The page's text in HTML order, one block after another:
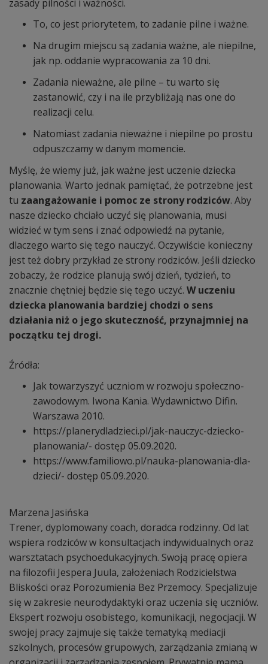
zasady pilności i ważności.
To, co jest priorytetem, to zadanie pilne i ważne.
Na drugim miejscu są zadania ważne, ale niepilne,
jak np. oddanie wypracowania za 10 dni.
Zadania nieważne, ale pilne – tu warto się
zastanowić, czy i na ile przybliżają nas one do
realizacji celu.
Natomiast zadania nieważne i niepilne po prostu
odpuszczamy w danym momencie.
Myślę, że wiemy już, jak ważne jest uczenie dziecka
planowania. Warto jednak pamiętać, że potrzebne jest
tu zaangażowanie i pomoc ze strony rodziców. Aby
nasze dziecko chciało uczyć się planowania, musi
widzieć w tym sens i znać odpowiedź na pytanie,
dlaczego warto się tego nauczyć. Oczywiście konieczny
jest też dobry przykład ze strony rodziców. Jeśli dziecko
zobaczy, że rodzice planują swój dzień, tydzień, to
znacznie chętniej będzie się tego uczyć. W uczeniu
dziecka planowania bardziej chodzi o sens
działania niż o jego skuteczność, przynajmniej na
początku tej drogi.
Źródła:
Jak towarzyszyć uczniom w rozwoju społeczno-
zawodowym. Iwona Kania. Wydawnictwo Difin.
Warszawa 2010.
https://planerydladzieci.pl/jak-nauczyc-dziecko-
planowania/- dostęp 05.09.2020.
https://www.familiowo.pl/nauka-planowania-dla-
dzieci/- dostęp 05.09.2020.
Marzena Jasińska
Trener, dyplomowany coach, doradca rodzinny. Od lat
wspiera rodziców w konsultacjach indywidualnych oraz
warsztatach psychoedukacyjnych. Swoją pracę opiera
na filozofii Jespera Juula, założeniach Rodzicielstwa
Bliskości oraz Porozumienia Bez Przemocy. Specjalizuje
się w zakresie neurodydaktyki oraz uczenia się uczniów.
Ekspert rozwoju osobistego, komunikacji, negocjacji. W
swojej pracy zajmuje się także tematyką mediacji
szkolnych, procesów grupowych, zarządzania zmianą w